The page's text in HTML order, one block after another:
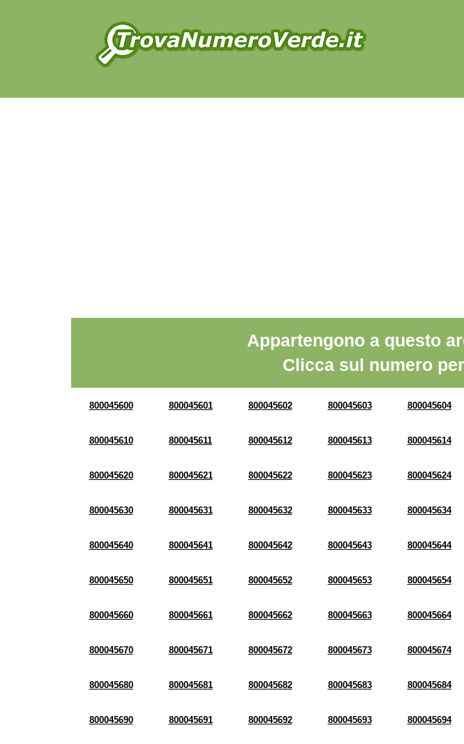
Appartengono a questo
Clicca sul numero
800045600 800045601 800045602 800045603 800045604
800045610 800045611 800045612 800045613 800045614
800045620 800045621 800045622 800045623 800045624
800045630 800045631 800045632 800045633 800045634
800045640 800045641 800045642 800045643 800045644
800045650 800045651 800045652 800045653 800045654
800045660 800045661 800045662 800045663 800045664
800045670 800045671 800045672 800045673 800045674
800045680 800045681 800045682 800045683 800045684
800045690 800045691 800045692 800045693 800045694